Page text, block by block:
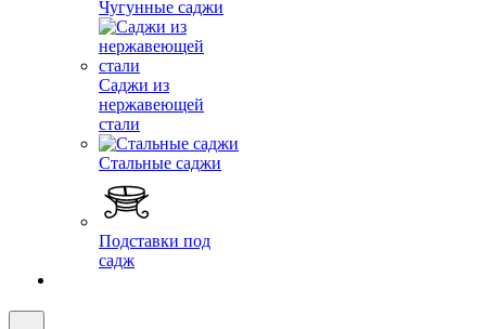
Чугунные саджи
Саджи из
нержавеющей
стали
Стальные саджи
Подставки под
садж